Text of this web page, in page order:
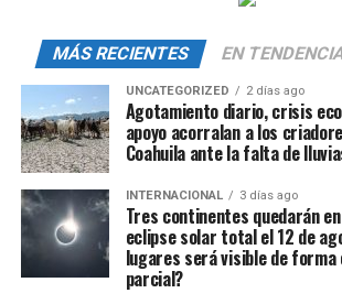
MÁS RECIENTES EN
UNCATEGORIZED 2 días ago
Agotamiento diario, crisis
apoyo acorralan a los
Coahuila ante la falta de
INTERNACIONAL 3 días ago
Tres continentes quedarán
eclipse solar total el 12 de
lugares será visible de forma
parcial?